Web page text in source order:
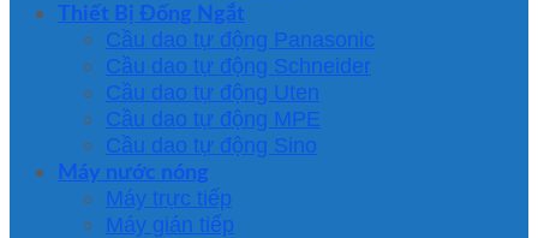
Thiết Bị Đống Ngắt
Cầu dao tự động Panasonic
Cầu dao tự động Schneider
Cầu dao tự động Uten
Cầu dao tự động MPE
Cầu dao tự động Sino
Máy nước nóng
Máy trực tiếp
Máy gián tiếp